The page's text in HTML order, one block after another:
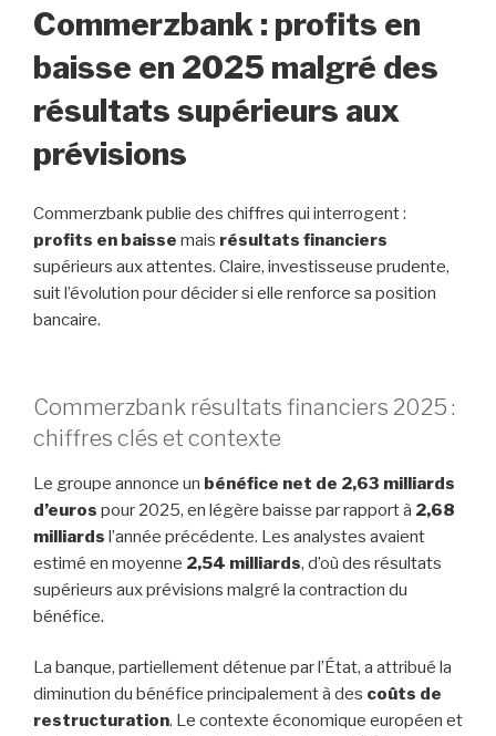
le
Commerzbank : profits en
baisse en 2025 malgré des
résultats supérieurs aux
prévisions
Commerzbank publie des chiffres qui interrogent :
profits en baisse mais résultats financiers
supérieurs aux attentes. Claire, investisseuse prudente,
suit l’évolution pour décider si elle renforce sa position
bancaire.
Commerzbank résultats financiers 2025 :
chiffres clés et contexte
Le groupe annonce un bénéfice net de 2,63 milliards
d’euros pour 2025, en légère baisse par rapport à 2,68
milliards l’année précédente. Les analystes avaient
estimé en moyenne 2,54 milliards, d’où des résultats
supérieurs aux prévisions malgré la contraction du
bénéfice.
La banque, partiellement détenue par l’État, a attribué la
diminution du bénéfice principalement à des coûts de
restructuration. Le contexte économique européen et